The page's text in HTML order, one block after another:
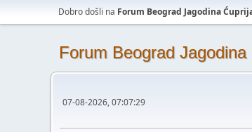
Dobro došli na Forum Beograd Jagodina
Forum Beograd
07-08-2026, 07:07:29